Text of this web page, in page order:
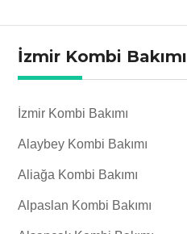
İzmir Kombi Bakımı
İzmir Kombi Bakımı
Alaybey Kombi Bakımı
Aliağa Kombi Bakımı
Alpaslan Kombi Bakımı